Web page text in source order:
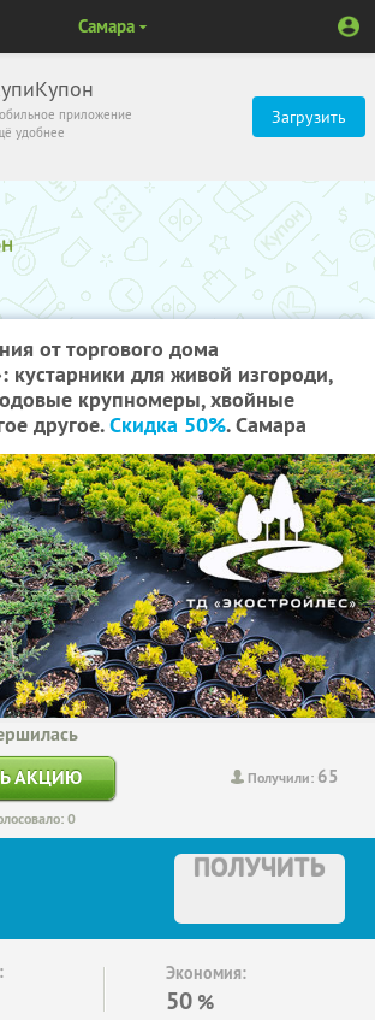
приложение
удобнее
Загрузить
Самара
от торгового дома
кустарники для живой изгороди,
крупномеры, хвойные
другое.Скидка 50%. Самара
Получили: 65
АКЦИЮ
0
ПОЛУЧИТЬ
Экономия:
50 %